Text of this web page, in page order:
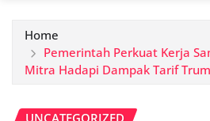
Home
Pemerintah Perkuat Kerja
Mitra Hadapi Dampak Tarif
UNCATEGORIZED